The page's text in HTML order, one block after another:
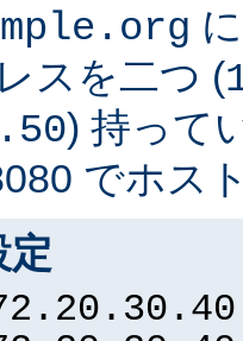
スを二つ (
) 持って
でホス
定